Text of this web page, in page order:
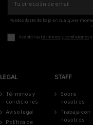
Puedes darte de baja en cualquier
Acepto lostérminos y condiciones
LEGAL
Términos y
condiciones
Aviso legal
Política de
STAFF
Sobre
nosotros
Trabaja con
nosotros